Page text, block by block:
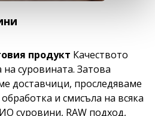
продукт Качеството
суровината. Затова
доставчици, проследяваме
и смисъла на всяка
суровини, RAW подход,